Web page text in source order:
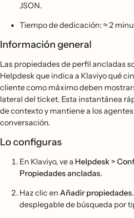
JSON.
Tiempo de dedicación: ≈ 2
Información general
Las propiedades de perfil ancladas
Helpdesk que indica a Klaviyo qué
cliente como máximo deben
lateral del ticket. Esta instantánea
de contexto y mantiene a los
conversación.
Lo configuras
En Klaviyo, ve a Helpdesk >
Propiedades ancladas.
Haz clic en Añadir propiedades
desplegable de búsqueda por